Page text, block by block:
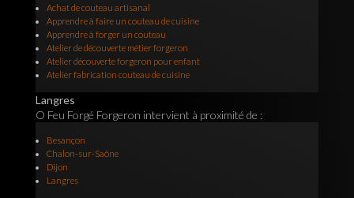
Achat de couteau artisanal
Apprendre à faire un couteau de cuisine
Apprendre à forger un couteau
Atelier de découverte métier forgeron
Atelier découverte forgeron pour enfant
Atelier fabrication couteau de cuisine
Langres
O Feu Forgé Forgeron intervient à proximité de :
Besançon
Chalon-sur-Saône
Dijon
Langres